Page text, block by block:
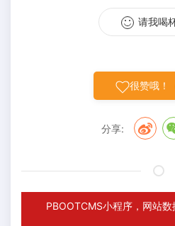
请我喝
很赞哦！
分享:
PBOOTCMS小程序，网站